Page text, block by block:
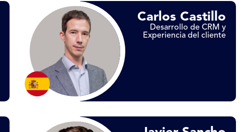
Carlos Castillo
Desarrollo de CRM y
Experiencia del cliente